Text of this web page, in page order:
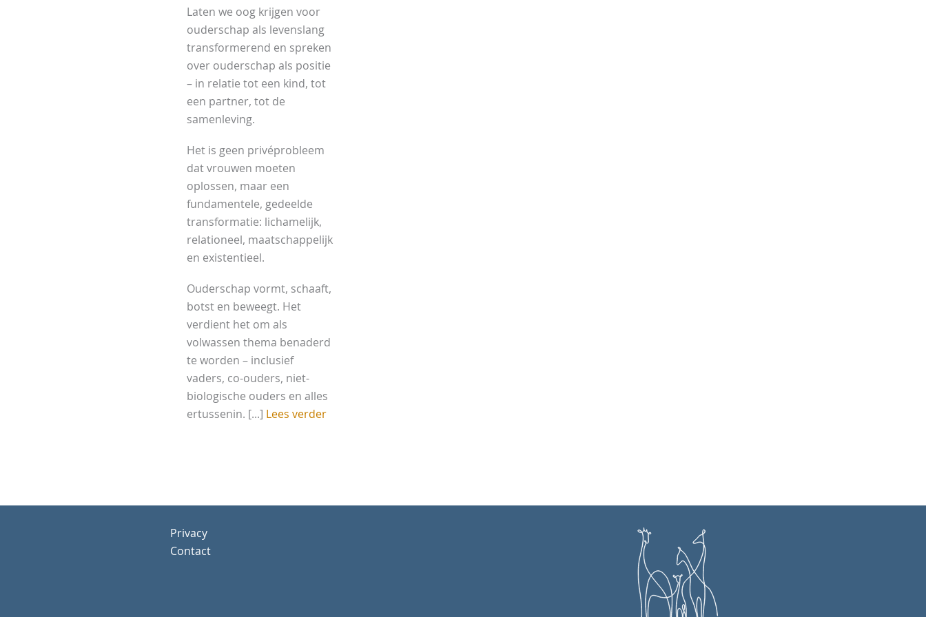
Laten we oog krijgen voor
ouderschap als levenslang
transformerend en spreken
over ouderschap als positie
– in relatie tot een kind, tot
een partner, tot de
samenleving.
Het is geen privéprobleem
dat vrouwen moeten
oplossen, maar een
fundamentele, gedeelde
transformatie: lichamelijk,
relationeel, maatschappelijk
en existentieel.
Ouderschap vormt, schaaft,
botst en beweegt. Het
verdient het om als
volwassen thema benaderd
te worden – inclusief
vaders, co-ouders, niet-
biologische ouders en alles
ertussenin. [...] Lees verder
Privacy
Contact